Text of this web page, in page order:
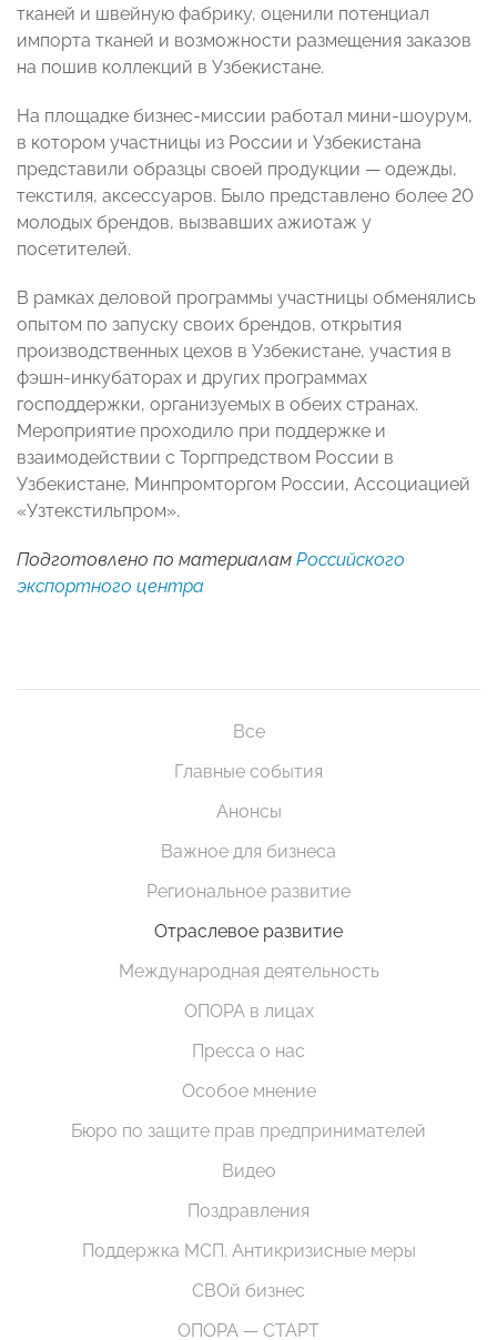
тканей и швейную фабрику, оценили потенциал
импорта тканей и возможности размещения заказов
на пошив коллекций в Узбекистане.
На площадке бизнес-миссии работал мини-шоурум,
в котором участницы из России и Узбекистана
представили образцы своей продукции — одежды,
текстиля, аксессуаров. Было представлено более 20
молодых брендов, вызвавших ажиотаж у
посетителей.
В рамках деловой программы участницы обменялись
опытом по запуску своих брендов, открытия
производственных цехов в Узбекистане, участия в
фэшн-инкубаторах и других программах
господдержки, организуемых в обеих странах.
Мероприятие проходило при поддержке и
взаимодействии с Торгпредством России в
Узбекистане, Минпромторгом России, Ассоциацией
«Узтекстильпром».
Подготовлено по материалам Российского
экспортного центра
Все
Главные события
Анонсы
Важное для бизнеса
Региональное развитие
Отраслевое развитие
Международная деятельность
ОПОРА в лицах
Пресса о нас
Особое мнение
Бюро по защите прав предпринимателей
Видео
Поздравления
Поддержка МСП. Антикризисные меры
СВОй бизнес
ОПОРА — СТАРТ